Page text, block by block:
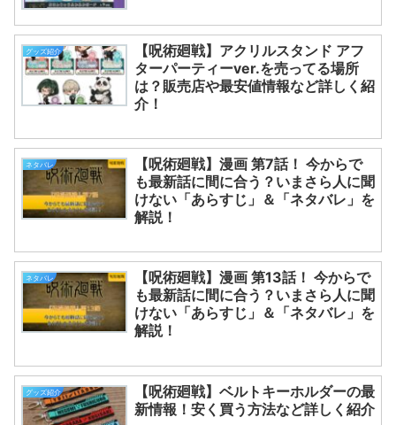
グッズ紹介
【呪術廻戦】アクリルスタンド アフ
ターパーティーver.を売ってる場所
は？販売店や最安値情報など詳しく紹
介！
ネタバレ
【呪術廻戦】漫画 第7話！ 今からで
も最新話に間に合う？いまさら人に聞
けない「あらすじ」＆「ネタバレ」を
解説！
ネタバレ
【呪術廻戦】漫画 第13話！ 今からで
も最新話に間に合う？いまさら人に聞
けない「あらすじ」＆「ネタバレ」を
解説！
グッズ紹介
【呪術廻戦】ベルトキーホルダーの最
新情報！安く買う方法など詳しく紹介